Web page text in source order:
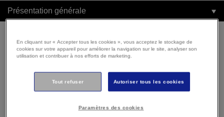
Présentation générale
Présentation générale
imprimante EcoTank facile d’utilisation qui vous
En cliquant sur « Accepter tous les cookies », vous acceptez le stockage de
cookies sur votre appareil pour améliorer la navigation sur le site, analyser son
utilisation et contribuer à nos efforts de marketing.
Tout refuser Autoriser tous les cookies
Paramètres des cookies